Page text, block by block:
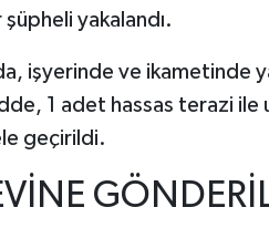
yakalandı.
işyerinde ve ikametinde
1 adet hassas terazi ile
geçirildi.